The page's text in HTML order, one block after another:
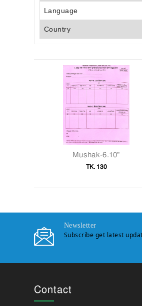
Language
Country
Mushak-6.10"
TK. 130
Newsletter
Subscribe get latest
Contact